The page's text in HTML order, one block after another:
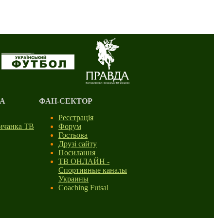
ТВ
ФАН-СЕКТОР
Реєстрація
Форум
Гостьова
Друзі сайту
Посилання
ТВ ОНЛАЙН -
Спортивные каналы
Украины
Coaching Futsal